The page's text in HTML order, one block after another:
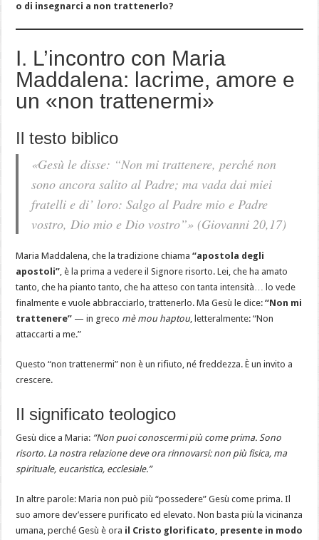
o di insegnarci a non trattenerlo?
I. L’incontro con Maria
Maddalena: lacrime, amore e
un «non trattenermi»
Il testo biblico
«Gesù le disse: “Non mi trattenere, perché non
sono ancora salito al Padre; ma vada dai miei
fratelli e di’ loro: Salgo al Padre mio e Padre
vostro, Dio mio e Dio vostro”» (Giovanni 20,17)
Maria Maddalena, che la tradizione chiama“apostola degli
apostoli”, è la prima a vedere il Signore risorto. Lei, che ha amato
tanto, che ha pianto tanto, che ha atteso con tanta intensità… lo vede
finalmente e vuole abbracciarlo, trattenerlo. Ma Gesù le dice:“Non mi
trattenere” — in greco mè mou haptou, letteralmente: “Non
attaccarti a me.”
Questo “non trattenermi” non è un rifiuto, né freddezza. È un invito a
crescere.
Il significato teologico
Gesù dice a Maria: “Non puoi conoscermi più come prima. Sono
risorto. La nostra relazione deve ora rinnovarsi: non più fisica, ma
spirituale, eucaristica, ecclesiale.”
In altre parole: Maria non può più “possedere” Gesù come prima. Il
suo amore dev’essere purificato ed elevato. Non basta più la vicinanza
umana, perché Gesù è ora il Cristo glorificato, presente in modo